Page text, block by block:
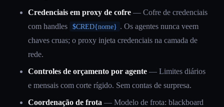
Credenciais em proxy de cofre — Cofre de credenciais
com handles
$CRED{nome} . Os agentes nunca veem
chaves cruas; o proxy injeta credenciais na camada de
rede.
Controles de orçamento por agente — Limites diários
e mensais com corte rígido. Sem contas de surpresa.
Coordenação de frota — Modelo de frota: blackboard